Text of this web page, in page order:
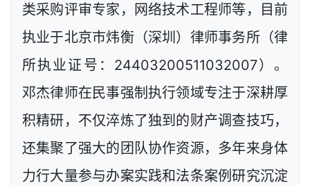
类采购评审专家，网络技术工程师等，目前
执业于北京市炜衡（深圳）律师事务所（律
所执业证号：24403200511032007）。
邓杰律师在民事强制执行领域专注于深耕厚
积精研，不仅淬炼了独到的财产调查技巧，
还集聚了强大的团队协作资源，多年来身体
力行大量参与办案实践和法条案例研究沉淀